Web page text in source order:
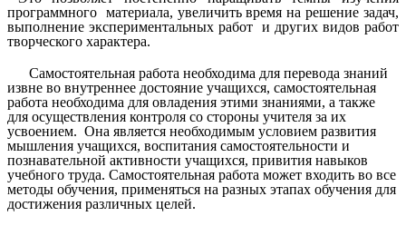
программного материала, увеличить время на решение задач,
выполнение экспериментальных работ и других видов работ
творческого характера.
Самостоятельная работа необходима для перевода знаний
извне во внутреннее достояние учащихся, самостоятельная
работа необходима для овладения этими знаниями, а также
для осуществления контроля со стороны учителя за их
усвоением. Она является необходимым условием развития
мышления учащихся, воспитания самостоятельности и
познавательной активности учащихся, привития навыков
учебного труда. Самостоятельная работа может входить во все
методы обучения, применяться на разных этапах обучения для
достижения различных целей.